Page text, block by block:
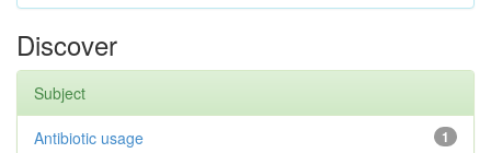
Discover
Subject
1
Antibiotic usage